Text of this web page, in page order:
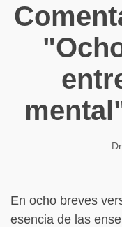
En ocho breves
esencia de las